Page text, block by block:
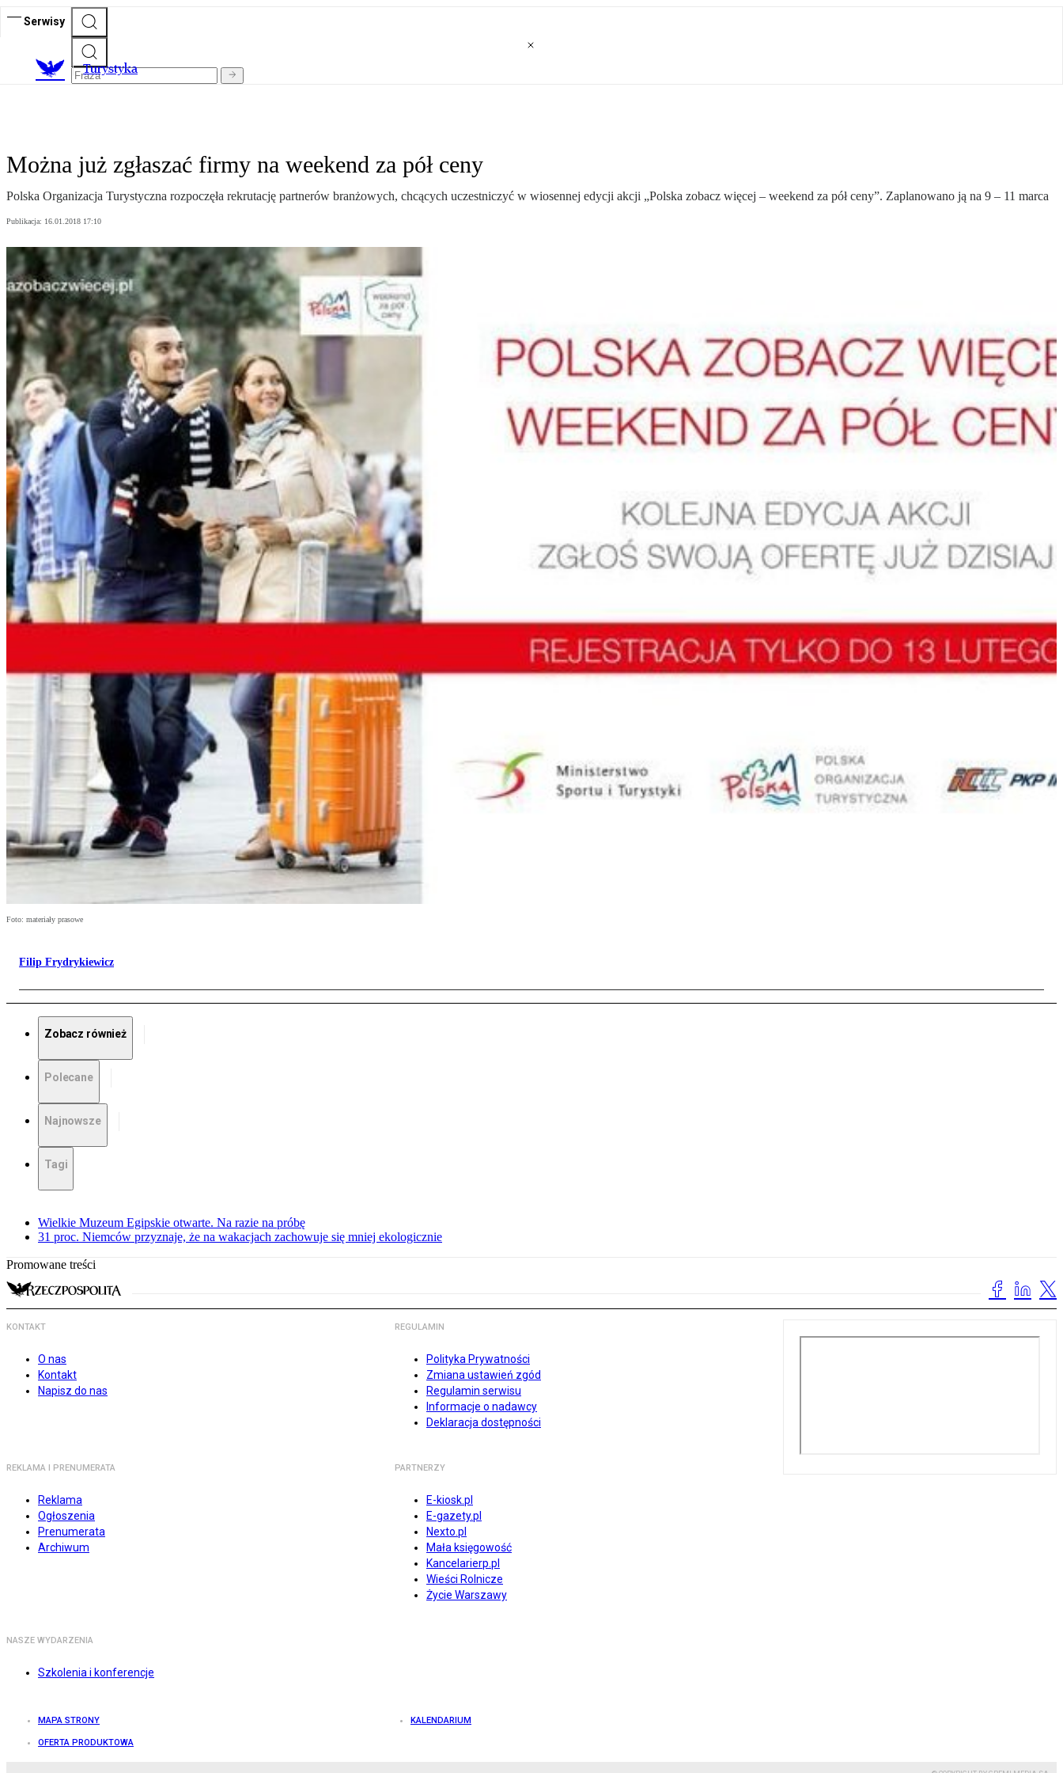
Serwisy
Turystyka
Można już zgłaszać firmy na weekend za pół ceny
Polska Organizacja Turystyczna rozpoczęła rekrutację partnerów branżowych, chcących uczestniczyć w wiosennej edycji akcji „Polska zobacz więcej – weekend za pół ceny”. Zaplanowano ją na 9 – 11 marca
Publikacja: 16.01.2018 17:10
Foto: materiały prasowe
Filip Frydrykiewicz
Zobacz również
Polecane
Najnowsze
Tagi
Wielkie Muzeum Egipskie otwarte. Na razie na próbę
31 proc. Niemców przyznaje, że na wakacjach zachowuje się mniej ekologicznie
Promowane treści
KONTAKT
O nas
Kontakt
Napisz do nas
REGULAMIN
Polityka Prywatności
Zmiana ustawień zgód
Regulamin serwisu
Informacje o nadawcy
Deklaracja dostępności
REKLAMA I PRENUMERATA
Reklama
Ogłoszenia
Prenumerata
Archiwum
PARTNERZY
E-kiosk.pl
E-gazety.pl
Nexto.pl
Mała księgowość
Kancelarierp.pl
Wieści Rolnicze
Życie Warszawy
NASZE WYDARZENIA
Szkolenia i konferencje
MAPA STRONY KALENDARIUM
OFERTA PRODUKTOWA